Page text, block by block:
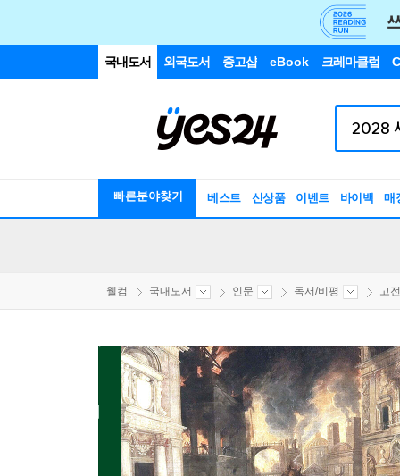
국내도서 외국도서 중고샵 eBook 크레마클럽
빠른분야찾기 베스트 신상품 이벤트 바이백 매
웰컴 국내도서 인문 독서/비평 고